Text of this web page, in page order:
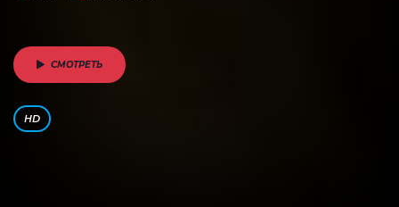
HD
СМОТРЕТЬ